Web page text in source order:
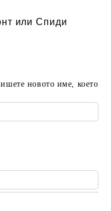
или Спиди
новото име, което